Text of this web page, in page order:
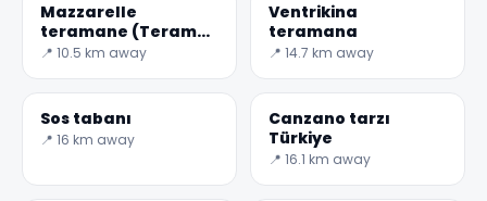
Mazzarelle
teramane (Teramo
Kuzu ruloları)
📍 10.5 km away
Ventrikina
teramana
📍 14.7 km away
Sos tabanı
📍 16 km away
Canzano tarzı
Türkiye
📍 16.1 km away